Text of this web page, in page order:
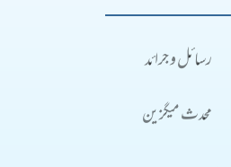
رسائل و جرائد
محدث میگزین